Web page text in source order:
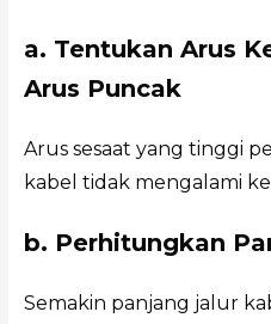
a. Tentukan Arus
Arus Puncak
Arus sesaat yang tinggi
kabel tidak mengalami
b. Perhitungkan
Semakin panjang jalur